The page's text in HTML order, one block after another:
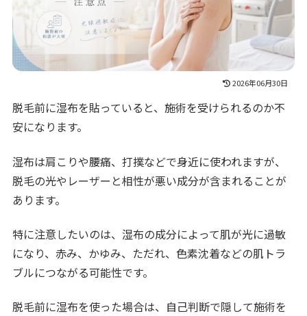
2026年06月30日
脱毛前に湿布を貼っていると、施術を受けられるのか不
安になります。
湿布は肩こりや腰痛、打撲などで身近に使われますが、
脱毛の光やレーザーと相性が悪い成分が含まれることが
あります。
特に注意したいのは、湿布の成分によって肌が光に過敏
になり、赤み、かゆみ、ただれ、色素沈着などの肌トラ
ブルにつながる可能性です。
脱毛前に湿布を使った場合は、自己判断で隠して施術を